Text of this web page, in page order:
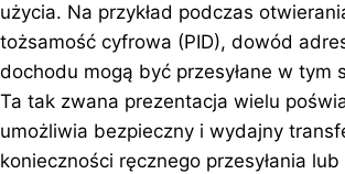
użycia. Na przykład podczas
tożsamość cyfrowa (PID), dowód
dochodu mogą być przesyłane w tym
Ta tak zwana prezentacja wielu
umożliwia bezpieczny i wydajny
konieczności ręcznego przesyłania